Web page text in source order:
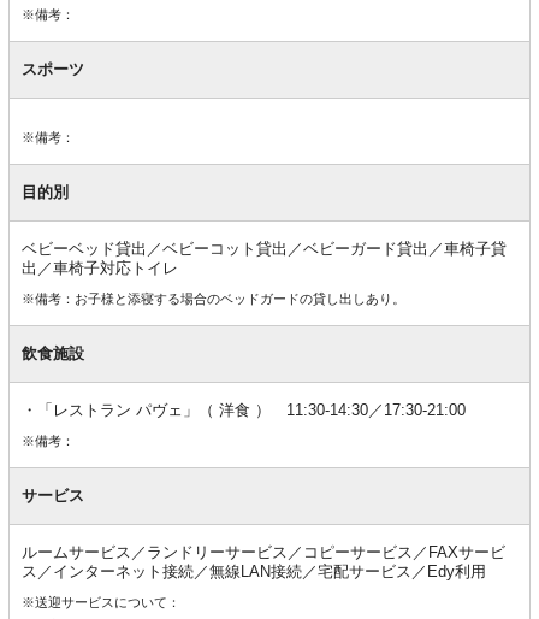
※備考：
スポーツ
※備考：
目的別
ベビーベッド貸出／ベビーコット貸出／ベビーガード貸出／車椅子貸
出／車椅子対応トイレ
※備考：お子様と添寝する場合のベッドガードの貸し出しあり。
飲食施設
「レストラン パヴェ」（ 洋食 ） 11:30-14:30／17:30-21:00
※備考：
サービス
ルームサービス／ランドリーサービス／コピーサービス／FAXサービ
ス／インターネット接続／無線LAN接続／宅配サービス／Edy利用
※送迎サービスについて：